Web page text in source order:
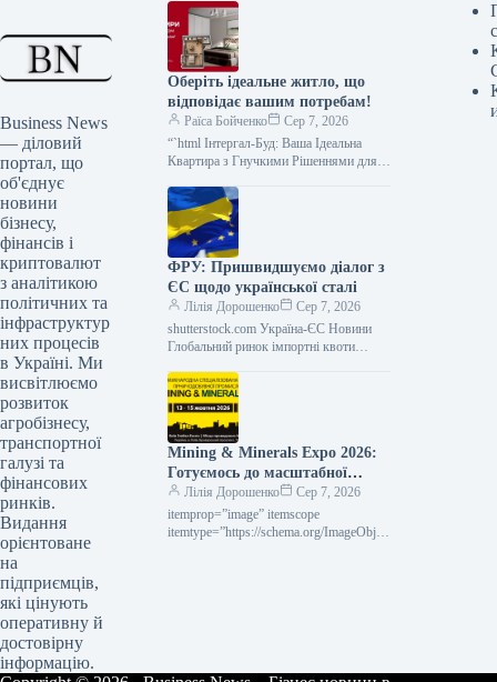
Business News
— діловий
портал, що
об'єднує
новини
бізнесу,
фінансів і
криптовалют
з аналітикою
політичних та
інфраструктур
них процесів
в Україні. Ми
висвітлюємо
розвиток
агробізнесу,
транспортної
галузі та
фінансових
ринків.
Видання
орієнтоване
на
підприємців,
які цінують
оперативну й
достовірну
інформацію.
Оберіть ідеальне житло, що
відповідає вашим потребам!
Раїса Бойченко
Сер 7, 2026
“`html Інтергал-Буд: Ваша Ідеальна
Квартира з Гнучкими Рішеннями для
пропонує різноманітний вибір осель,
задовольнивши потреби як
ФРУ: Пришвидшуємо діалог з
ЄС щодо української сталі
Лілія Дорошенко
Сер 7, 2026
shutterstock.com Україна-ЄС Новини
Глобальний ринок імпортні квоти
Україна закликає ЄС до перегляду
нових сталевих квот:…
Mining & Minerals Expo 2026:
Готуємось до масштабної
виставки в Україні
Лілія Дорошенко
Сер 7, 2026
itemprop=”image” itemscope
itemtype=”https://schema.org/ImageObject